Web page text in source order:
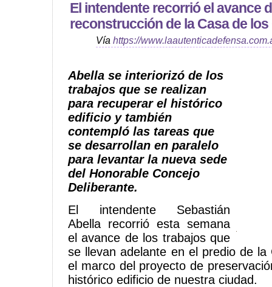
El intendente recorrió el avance
reconstrucción de la Casa de los
Vía https://
Abella se interiorizó de los
trabajos que se realizan
para recuperar el histórico
edificio y también
contempló las tareas que
se desarrollan en paralelo
para levantar la nueva sede
del Honorable Concejo
Deliberante.
El intendente Sebastián
Abella recorrió esta semana
el avance de los trabajos que
se llevan adelante en el predio de
el marco del proyecto de
histórico edificio de nuestra ciudad.